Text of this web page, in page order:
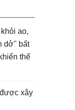
ao,
dở" bất
thế
xây